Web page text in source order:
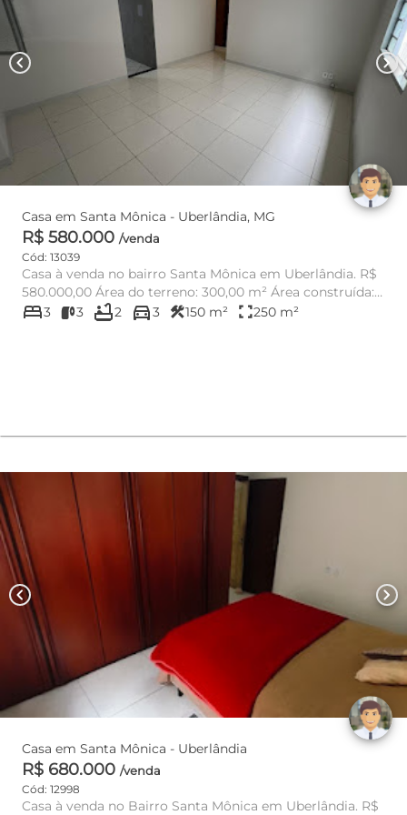
chevron_left chevron_right
Casa em Santa Mônica - Uberlândia, MG
R$ 580.000 /venda
Cód: 13039
Casa à venda no bairro Santa Mônica em Uberlândia. R$
580.000,00 Área do terreno: 300,00 m² Área construída:
150,0...
bed3 3 bathtub2 directions_car3 construction150 m² fullscreen250 m²
chevron_left chevron_right
Casa em Santa Mônica - Uberlândia
R$ 680.000 /venda
Cód: 12998
Casa à venda no Bairro Santa Mônica em Uberlândia. R$